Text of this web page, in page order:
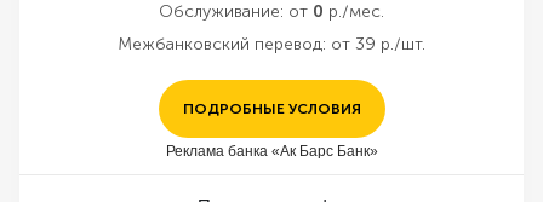
Обслуживание: от 0 р./мес.
Межбанковский перевод: от 39 р./шт.
ПОДРОБНЫЕ УСЛОВИЯ
Реклама банка «Ак Барс Банк»